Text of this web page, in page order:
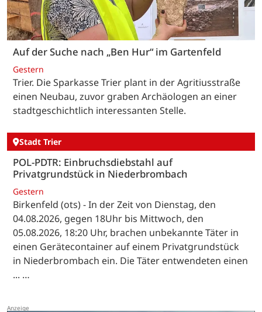
Auf der Suche nach „Ben Hur“ im Gartenfeld
Gestern
Trier. Die Sparkasse Trier plant in der Agritiusstraße
einen Neubau, zuvor graben Archäologen an einer
stadtgeschichtlich interessanten Stelle.
Stadt Trier
POL-PDTR: Einbruchsdiebstahl auf
Privatgrundstück in Niederbrombach
Gestern
Birkenfeld (ots) - In der Zeit von Dienstag, den
04.08.2026, gegen 18Uhr bis Mittwoch, den
05.08.2026, 18:20 Uhr, brachen unbekannte Täter in
einen Gerätecontainer auf einem Privatgrundstück
in Niederbrombach ein. Die Täter entwendeten einen
... …